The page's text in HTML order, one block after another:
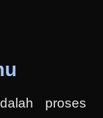
proses